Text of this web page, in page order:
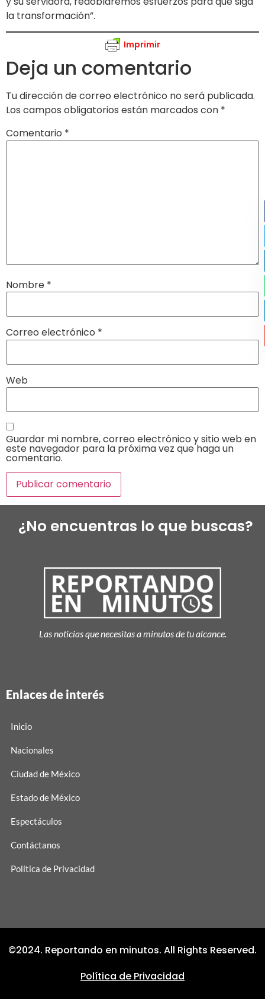
la transformación”.
Imprimir
Deja un comentario
Tu dirección de correo electrónico no será publicada.
Los campos obligatorios están marcados con *
Comentario *
Nombre *
Correo electrónico *
Web
Guardar mi nombre, correo electrónico y sitio web en
este navegador para la próxima vez que haga un
comentario.
¿No encuentras lo que buscas?
Las noticias que necesitas a minutos de tu alcance.
Enlaces de interés
Inicio
Nacionales
Ciudad de México
Estado de México
Espectáculos
Contáctanos
Política de Privacidad
©2024. Reportando en minutos. All Rights Reserved.
Política de Privacidad